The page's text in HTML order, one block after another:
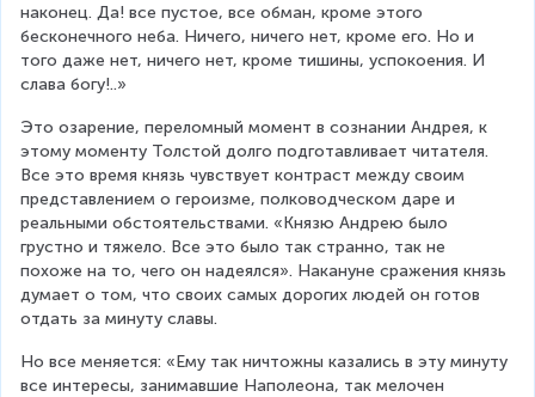
наконец. Да! все пустое, все обман, кроме этого
бесконечного неба. Ничего, ничего нет, кроме его. Но и
того даже нет, ничего нет, кроме тишины, успокоения. И
слава богу!..»
Это озарение, переломный момент в сознании Андрея, к
этому моменту Толстой долго подготавливает читателя.
Все это время князь чувствует контраст между своим
представлением о героизме, полководческом даре и
реальными обстоятельствами. «Князю Андрею было
грустно и тяжело. Все это было так странно, так не
похоже на то, чего он надеялся». Накануне сражения князь
думает о том, что своих самых дорогих людей он готов
отдать за минуту славы.
Но все меняется: «Ему так ничтожны казались в эту минуту
все интересы, занимавшие Наполеона, так мелочен